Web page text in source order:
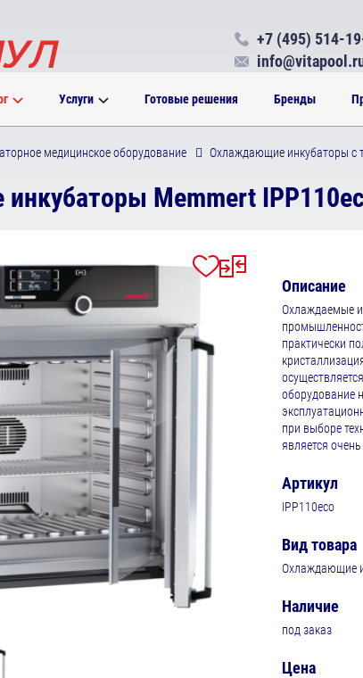
Услуги Готовые решения Бренды
+7 (495) 514-
медицинское оборудование Охлаждающие инкубаторы с
Memmert
Описание
Охлаждаемые
практически
оборудование
при выборе
является
Артикул
IPP110eco
Вид товара
Охлаждающие
Наличие
под заказ
Цена